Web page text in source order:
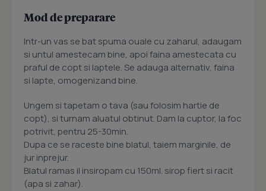
Mod de preparare
Intr-un vas se bat spuma ouale cu zaharul, adaugam
si untul amestecam bine, apoi faina amestecata cu
praful de copt si laptele. Se adauga alternativ, faina
si lapte, omogenizand bine.
Ungem si tapetam o tava (sau folosim hartie de
copt), si turnam aluatul obtinut. Dam la cuptor, la foc
potrivit, pentru 25-30min.
Dupa ce se raceste bine blatul, taiem marginile, de
jur inprejur.
Blatul ramas il insiropam cu 150ml. sirop fiert si racit
(apa si zahar).